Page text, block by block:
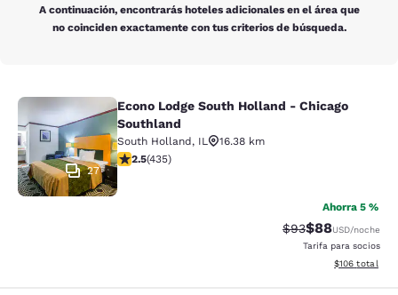
A continuación, encontrarás hoteles adicionales en el área que
no coinciden exactamente con tus criterios de búsqueda.
Econo Lodge South Holland -
27
Econo Lodge South Holland - Chicago
Southland
South Holland, IL
16.38 km
calificación de 2.47 estrellas. Feria. 435 reseñas
2.5(435)
Ahorra 5 %
Precio tachado:
$93Precio con
$88USD/noche
Tarifa para socios
Ver detalles
$106 total